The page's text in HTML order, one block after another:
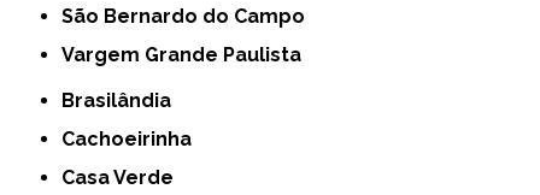
São Bernardo do Campo
Vargem Grande Paulista
Brasilândia
Cachoeirinha
Casa Verde